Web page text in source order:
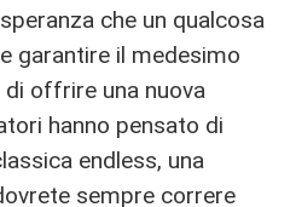
che un qualcosa
garantire il medesimo
offrire una nuova
hanno pensato di
endless, una
sempre correre